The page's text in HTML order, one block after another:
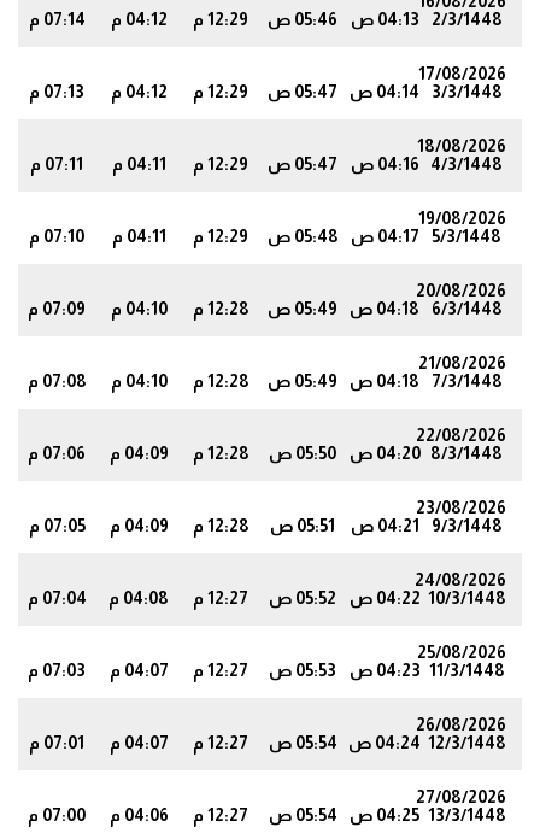
2/3/1448
04:13 ص 05:46 ص 12:29 م 04:12 م 07:14 م
17/08/2026
3/3/1448
04:14 ص 05:47 ص 12:29 م 04:12 م 07:13 م
18/08/2026
4/3/1448
04:16 ص 05:47 ص 12:29 م 04:11 م 07:11 م
19/08/2026
5/3/1448
04:17 ص 05:48 ص 12:29 م 04:11 م 07:10 م
20/08/2026
6/3/1448
04:18 ص 05:49 ص 12:28 م 04:10 م 07:09 م
21/08/2026
7/3/1448
04:18 ص 05:49 ص 12:28 م 04:10 م 07:08 م
22/08/2026
8/3/1448 04:20 ص 05:50 ص 12:28 م 04:09 م 07:06 م
23/08/2026
9/3/1448
04:21 ص 05:51 ص 12:28 م 04:09 م 07:05 م
24/08/2026
10/3/1448 04:22 ص 05:52 ص 12:27 م 04:08 م 07:04 م
25/08/2026
11/3/1448 04:23 ص 05:53 ص 12:27 م 04:07 م 07:03 م
26/08/2026
12/3/1448 04:24 ص 05:54 ص 12:27 م 04:07 م 07:01 م
27/08/2026
13/3/1448 04:25 ص 05:54 ص 12:27 م 04:06 م 07:00 م